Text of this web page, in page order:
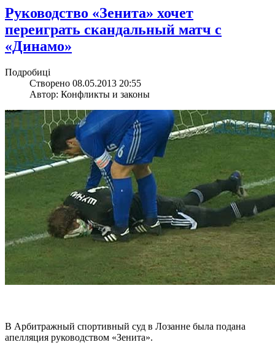
Руководство «Зенита» хочет
переиграть скандальный матч с
«Динамо»
Подробиці
Створено 08.05.2013 20:55
Автор: Конфликты и законы
В Арбитражный спортивный суд в Лозанне была подана
апелляция руководством «Зенита».